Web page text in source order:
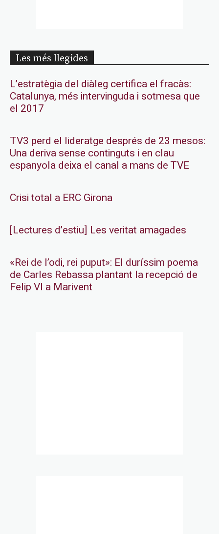
Les més llegides
L’estratègia del diàleg certifica el fracàs:
Catalunya, més intervinguda i sotmesa que
el 2017
TV3 perd el lideratge després de 23 mesos:
Una deriva sense continguts i en clau
espanyola deixa el canal a mans de TVE
Crisi total a ERC Girona
[Lectures d’estiu] Les veritat amagades
«Rei de l’odi, rei puput»: El duríssim poema
de Carles Rebassa plantant la recepció de
Felip VI a Marivent